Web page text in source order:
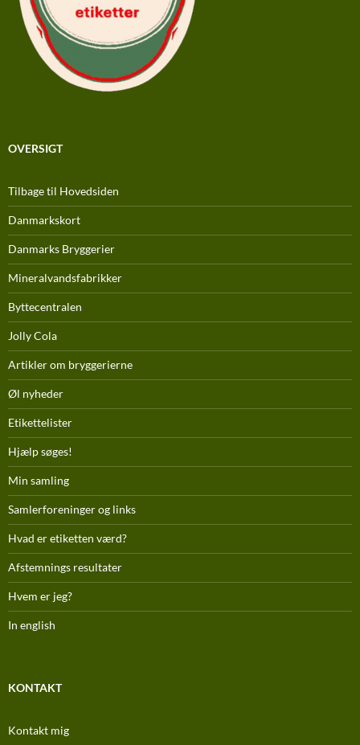
OVERSIGT
Tilbage til Hovedsiden
Danmarkskort
Danmarks Bryggerier
Mineralvandsfabrikker
Byttecentralen
Jolly Cola
Artikler om bryggerierne
Øl nyheder
Etikettelister
Hjælp søges!
Min samling
Samlerforeninger og links
Hvad er etiketten værd?
Afstemnings resultater
Hvem er jeg?
In english
KONTAKT
Kontakt mig